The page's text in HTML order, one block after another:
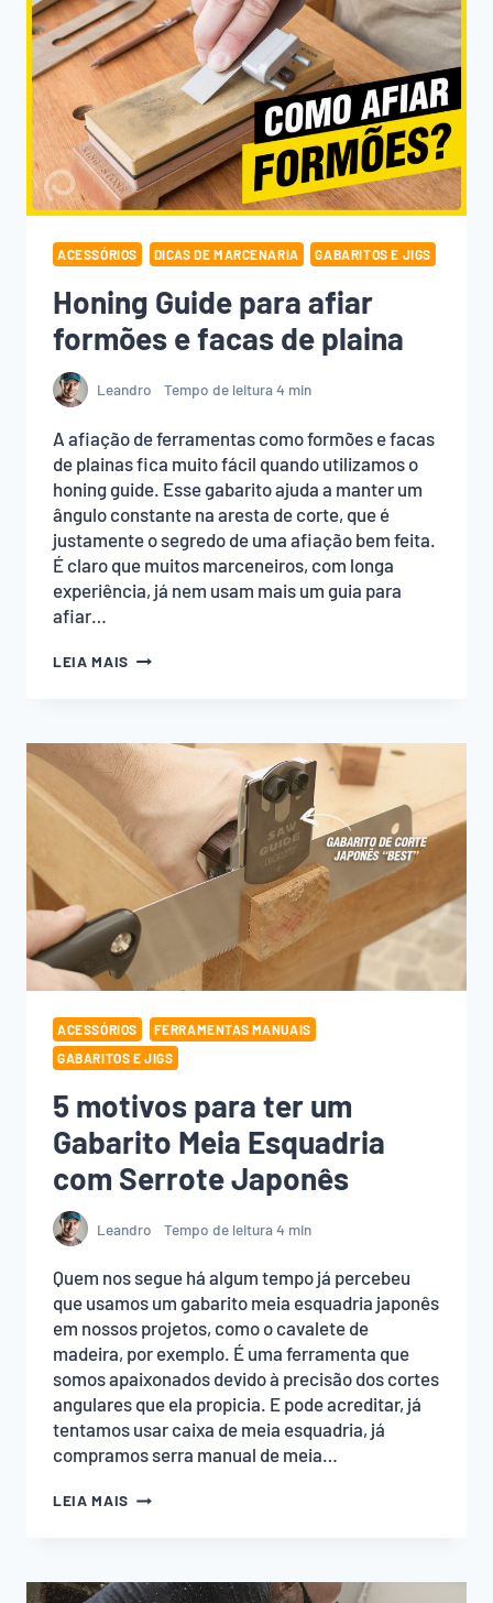
MADEIRA
NA
SERRA
CIRCULAR
ACESSÓRIOS DICAS DE MARCENARIA GABARITOS E JIGS
Honing Guide para afiar
formões e facas de plaina
Leandro Tempo de leitura4 min
A afiação de ferramentas como formões e facas
de plainas fica muito fácil quando utilizamos o
honing guide. Esse gabarito ajuda a manter um
ângulo constante na aresta de corte, que é
justamente o segredo de uma afiação bem feita.
É claro que muitos marceneiros, com longa
experiência, já nem usam mais um guia para
afiar…
LEIA MAIS HONING
FORMÕES
E
FACAS
DE
ACESSÓRIOS
FERRAMENTAS MANUAIS
GABARITOS E JIGS
5 motivos para ter um
Gabarito Meia Esquadria
com Serrote Japonês
Leandro Tempo de leitura4 min
Quem nos segue há algum tempo já percebeu
que usamos um gabarito meia esquadria japonês
em nossos projetos, como o cavalete de
madeira, por exemplo. É uma ferramenta que
somos apaixonados devido à precisão dos cortes
angulares que ela propicia. E pode acreditar, já
tentamos usar caixa de meia esquadria, já
compramos serra manual de meia…
LEIA MAIS
UM